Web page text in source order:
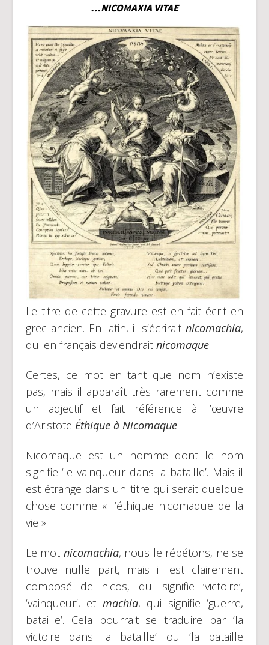
…NICOMAXIA VITAE
Le titre de cette gravure est en fait écrit en
grec ancien. En latin, il s’écriraitnicomachia,
qui en français deviendrait nicomaque.
Certes, ce mot en tant que nom n’existe
pas, mais il apparaît très rarement comme
un adjectif et fait référence à l’œuvre
d’Aristote Éthique à Nicomaque.
Nicomaque est un homme dont le nom
signifie ‘le vainqueur dans la bataille’. Mais il
est étrange dans un titre qui serait quelque
chose comme « l’éthique nicomaque de la
vie ».
Le mot nicomachia, nous le répétons, ne se
trouve nulle part, mais il est clairement
composé de nicos, qui signifie ‘victoire’,
‘vainqueur’, et machia, qui signifie ‘guerre,
bataille’. Cela pourrait se traduire par ‘la
victoire dans la bataille’ ou ‘la bataille